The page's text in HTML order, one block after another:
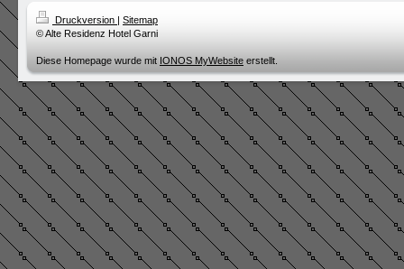
Druckversion | Sitemap
© Alte Residenz Hotel Garni
Diese Homepage wurde mit IONOS MyWebsite erstellt.